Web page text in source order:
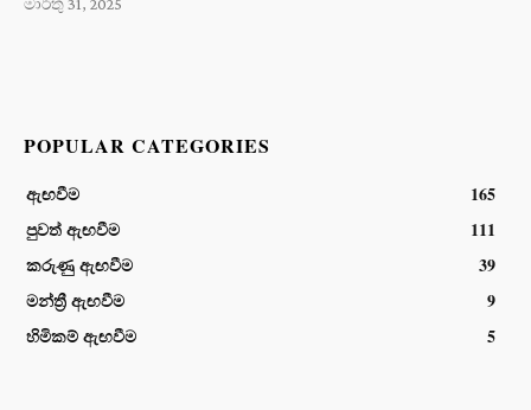
මාර්තු 31, 2025
POPULAR CATEGORIES
ඇඟවීම
165
පුවත් ඇඟවීම
111
කරුණු ඇඟවීම
39
මන්ත්‍රී ඇඟවීම
9
හිමිකම් ඇඟවීම
5